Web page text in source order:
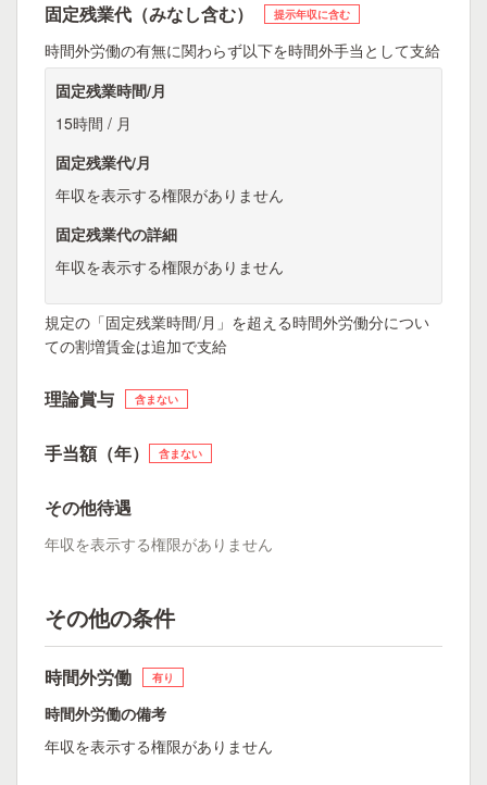
固定残業代（みなし含む） 提示年収に含む
時間外労働の有無に関わらず以下を時間外手当として支給
固定残業時間/月
15時間 / 月
固定残業代/月
年収を表示する権限がありません
固定残業代の詳細
年収を表示する権限がありません
規定の「固定残業時間/月」を超える時間外労働分につい
ての割増賃金は追加で支給
理論賞与 含まない
手当額（年） 含まない
その他待遇
年収を表示する権限がありません
その他の条件
時間外労働 有り
時間外労働の備考
年収を表示する権限がありません